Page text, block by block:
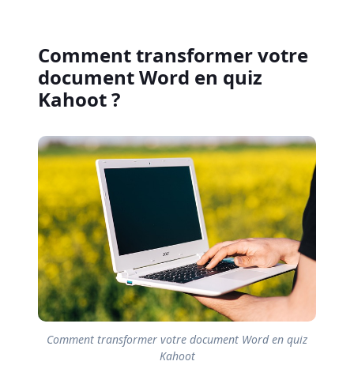
Comment transformer votre
document Word en quiz
Kahoot ?
Comment transformer votre document Word en quiz
Kahoot